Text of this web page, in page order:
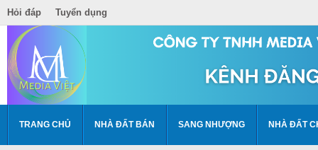
Hỏi đáp Tuyển dụng
TRANG CHỦ NHÀ ĐẤT BÁN SANG NHƯỢNG NHÀ ĐẤT